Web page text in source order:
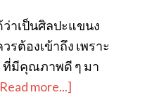
าเป็นศิลปะแขนง
ต้องเข้าถึง เพราะ
ที่มีคุณภาพดี ๆ มา
more...]